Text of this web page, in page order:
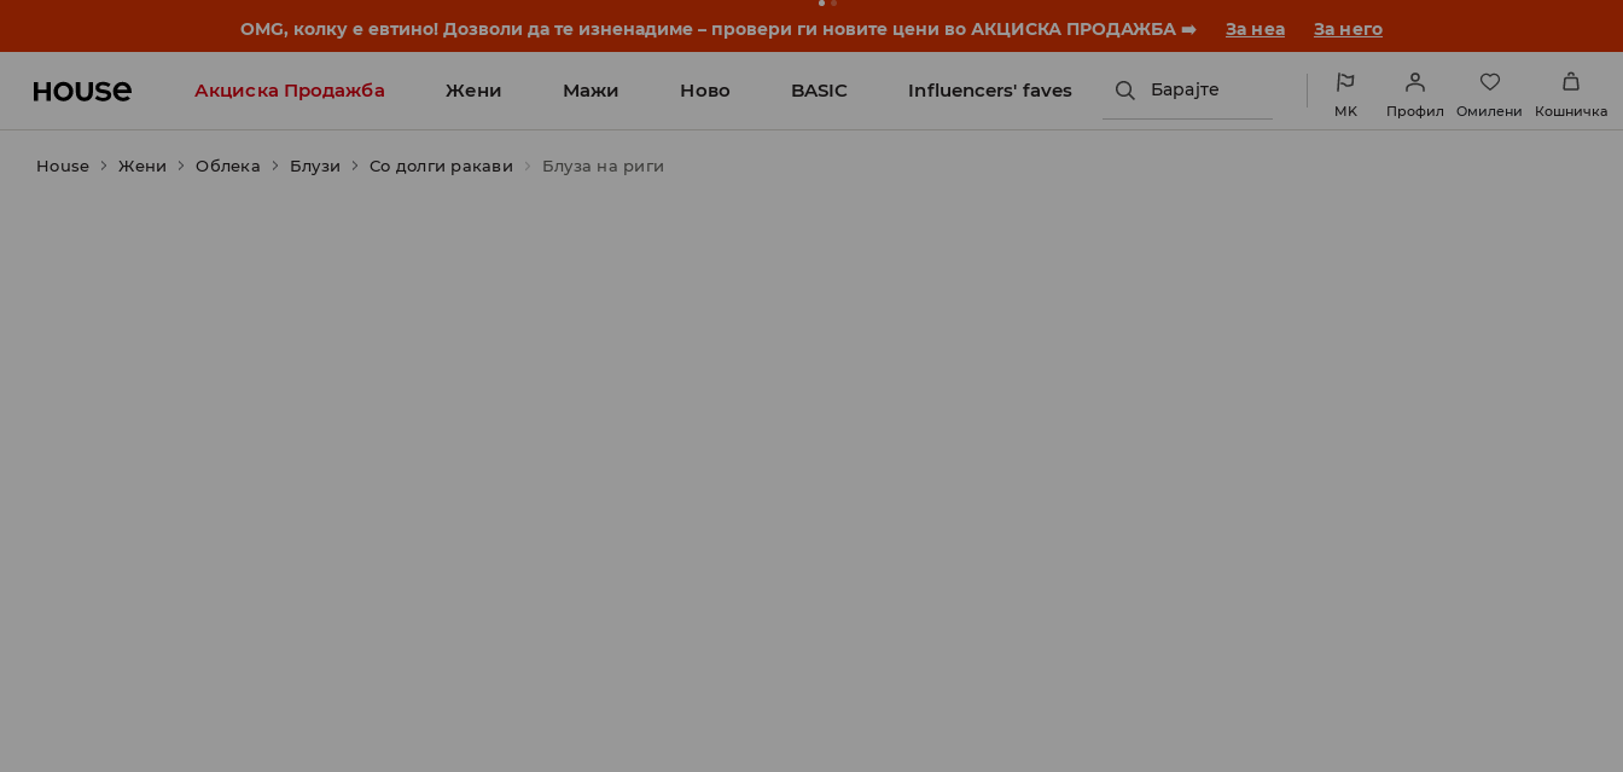
BACK TO SCHOOL📒Најдобрите приказни започнуваат уште пред првото училишно ѕвонче. Започни ја учебната година со нов стил! За неа
Акциска Продажба Жени Мажи Ново BASIC Influencers' faves Барајте
MK Профил Омилени Кошничка
House Жени Облека Блузи Со долги ракави Блуза на риги